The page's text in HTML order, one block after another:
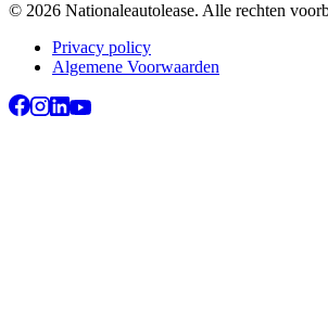
© 2026 Nationaleautolease. Alle rechten
Privacy policy
Algemene Voorwaarden